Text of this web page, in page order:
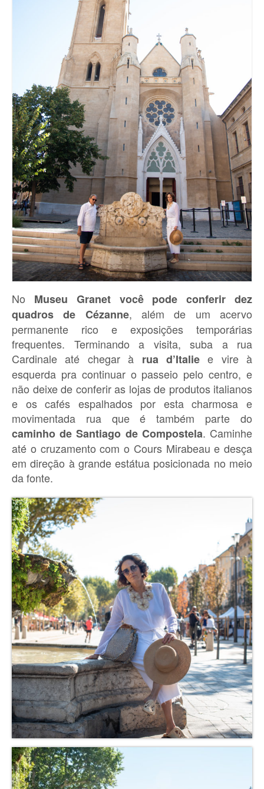
No Museu Granet você pode conferir dez
quadros de Cézanne, além de um acervo
permanente rico e exposições temporárias
frequentes. Terminando a visita, suba a rua
Cardinale até chegar à rua d’Italiee vire à
esquerda pra continuar o passeio pelo centro, e
não deixe de conferir as lojas de produtos italianos
e os cafés espalhados por esta charmosa e
movimentada rua que é também parte do
caminho de Santiago de Compostela. Caminhe
até o cruzamento com o Cours Mirabeau e desça
em direção à grande estátua posicionada no meio
da fonte.